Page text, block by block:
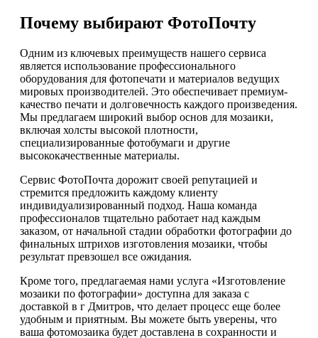
Почему выбирают ФотоПочту
Одним из ключевых преимуществ нашего сервиса
является использование профессионального
оборудования для фотопечати и материалов ведущих
мировых производителей. Это обеспечивает премиум-
качество печати и долговечность каждого произведения.
Мы предлагаем широкий выбор основ для мозаики,
включая холсты высокой плотности,
специализированные фотобумаги и другие
высококачественные материалы.
Сервис ФотоПочта дорожит своей репутацией и
стремится предложить каждому клиенту
индивидуализированный подход. Наша команда
профессионалов тщательно работает над каждым
заказом, от начальной стадии обработки фотографии до
финальных штрихов изготовления мозаики, чтобы
результат превзошел все ожидания.
Кроме того, предлагаемая нами услуга «Изготовление
мозаики по фотографии» доступна для заказа с
доставкой в г Дмитров, что делает процесс еще более
удобным и приятным. Вы можете быть уверены, что
ваша фотомозаика будет доставлена в сохранности и